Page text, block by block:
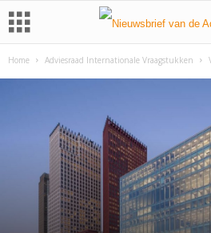
Home Adviesraad Internationale Vraagstukken